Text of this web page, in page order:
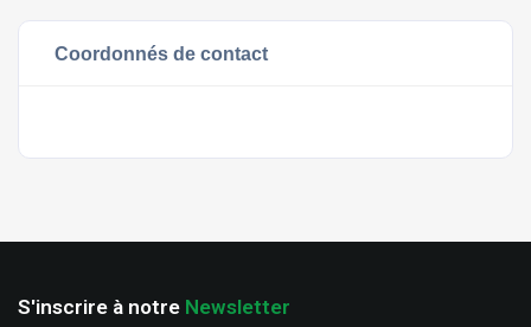
Coordonnés de contact
S'inscrire à notre Newsletter